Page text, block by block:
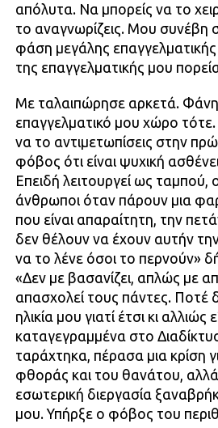
απόλυτα. Να μπορείς να το
το αναγνωρίζεις. Μου συνέβη
φάση μεγάλης
της επαγγελματικής μου
Με ταλαιπώρησε αρκετά.
επαγγελματικό μου χώρο
να το αντιμετωπίσεις στην
φόβος ότι είναι ψυχική
Επειδή λειτουργεί ως ταμπού,
άνθρωποι όταν πάρουν μια
που είναι απαραίτητη, την
δεν θέλουν να έχουν αυτήν
να το λένε όσοι το περνούν»
«Δεν με βασανίζει, απλώς με
απασχολεί τους πάντες. Ποτέ
ηλικία μου γιατί έτσι κι αλλιώς
καταγεγραμμένα στο
ταράχτηκα, πέρασα μια κρίση
φθοράς και του θανάτου,
εσωτερική διεργασία
μου. Υπήρξε ο φόβος του